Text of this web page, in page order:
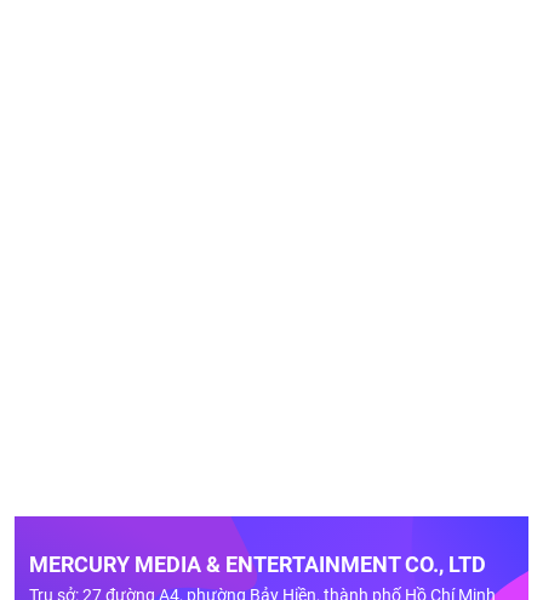
MERCURY MEDIA & ENTERTAINMENT CO., LTD
Trụ sở: 27 đường A4, phường Bảy Hiền, thành phố Hồ Chí Minh